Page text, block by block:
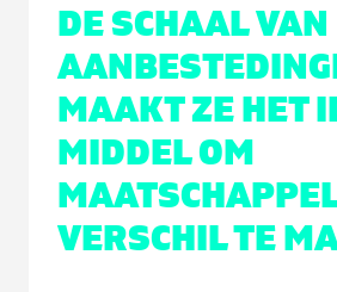
DE SCHAAL VAN
MAAKT ZE HET
MIDDEL OM
VERSCHIL TE